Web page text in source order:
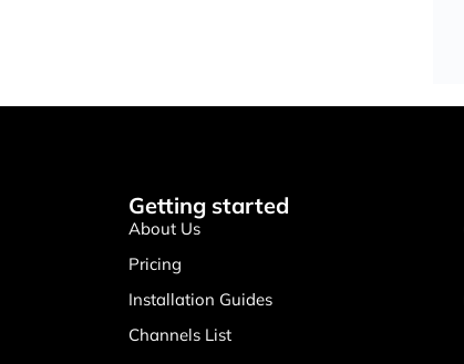
Getting started
About Us
Pricing
Installation Guides
Channels List